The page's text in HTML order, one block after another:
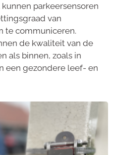
parkeersensoren
van
te communiceren.
de kwaliteit van de
als binnen, zoals in
een gezondere leef- en